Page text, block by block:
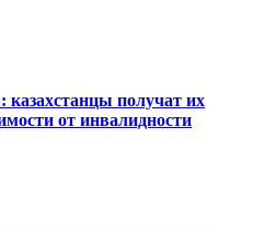
получат их
от инвалидности